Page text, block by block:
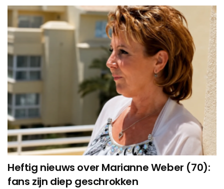
Heftig nieuws over Marianne Weber (70):
fans zijn diep geschrokken